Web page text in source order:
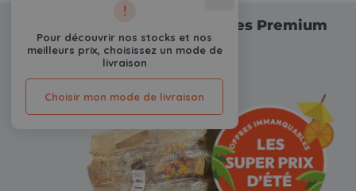
!
Pour découvrir nos stocks et nos
meilleurs prix, choisissez un mode de
livraison
Choisir mon mode de livraison
Palette de 70 sacs de bûches Premium
Crépito